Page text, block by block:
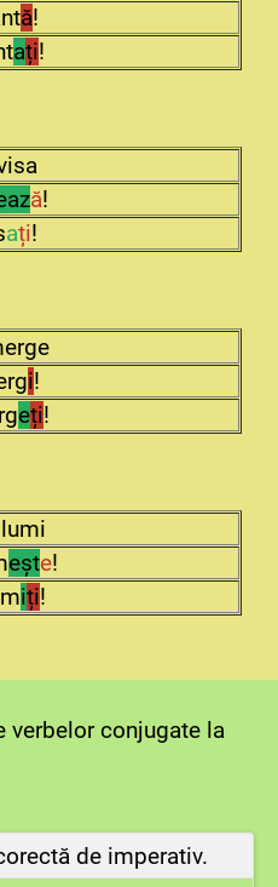
ă!
ați!
ă!
ați!
i!
eți!
ește!
iți!
verbelor conjugate la
de imperativ.